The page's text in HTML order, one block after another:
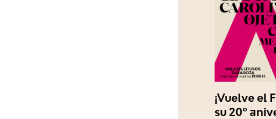
¡Vuelve el
su 20º